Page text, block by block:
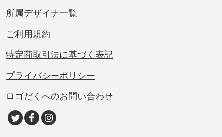
所属デザイナ一覧
ご利用規約
特定商取引法に基づく表記
プライバシーポリシー
ロゴだくへのお問い合わせ